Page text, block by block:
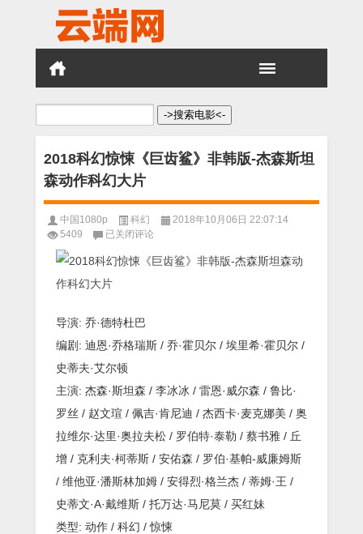
搜
2018科幻惊悚《巨齿鲨》非韩版-杰森斯坦
森动作科幻大片
中国1080p 科幻
2018年10月06日 22:07:14
5409
2018
幻
惊
悚
齿
非
韩
杰
森
斯
坦
森
动
作
幻
大
已关闭评论
导演: 乔·德特杜巴
编剧: 迪恩·乔格瑞斯 / 乔·霍贝尔 / 埃里希·霍贝尔 /
史蒂夫·艾尔顿
主演: 杰森·斯坦森 / 李冰冰 / 雷恩·威尔森 / 鲁比·
罗丝 / 赵文瑄 / 佩吉·肯尼迪 / 杰西卡·麦克娜美 / 奥
拉维尔·达里·奥拉夫松 / 罗伯特·泰勒 / 蔡书雅 / 丘
增 / 克利夫·柯蒂斯 / 安佑森 / 罗伯·基帕-威廉姆斯
/ 维他亚·潘斯林加姆 / 安得烈·格兰杰 / 蒂姆·王 /
史蒂文·A·戴维斯 / 托万达·马尼莫 / 买红妹
类型: 动作 / 科幻 / 惊悚